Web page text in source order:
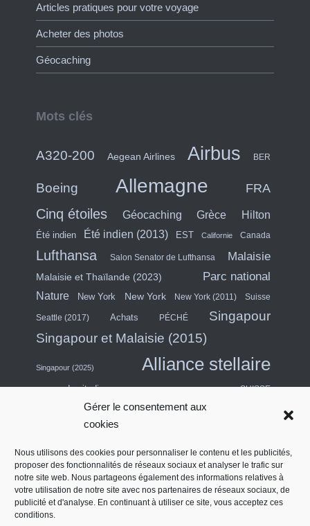
Gérer le consentement aux
cookies
Nous utilisons des cookies pour personnaliser le contenu et les publicités,
proposer des fonctionnalités de réseaux sociaux et analyser le trafic sur
notre site web. Nous partageons également des informations relatives à
votre utilisation de notre site avec nos partenaires de réseaux sociaux, de
publicité et d'analyse. En continuant à utiliser ce site, vous acceptez ces
conditions.
Articles pratiques pour votre voyage
Acheter des photos
Géocaching
Mots clés
A320-200 Aegean Airlines Airbus BER
Boeing Allemagne FRA
Cinq étoiles Géocaching Grèce Hilton
Été indien Été indien (2013) EST Californie Canada
Lufthansa Salon Senator de Lufthansa Malaisie
Malaisie et Thaïlande (2023) Parc national
Nature New York New York New York (2011) Suisse
Seattle (2017) Achats PÉCHÉ
Singapour
Singapour et Malaisie (2015)
Singapour (2025) Alliance stellaire
escapade citadine SUISSE
Asie du Sud-Est (2011)
Turquie
États-Unis (Midwest) et Canada (2018)
Émirats arabes unis
Salon des contrats
Quatre étoiles